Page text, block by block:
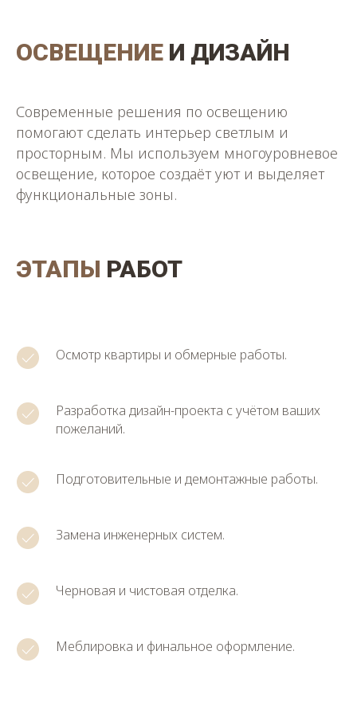
ОСВЕЩЕНИЕ И ДИЗАЙН
Современные решения по освещению
помогают сделать интерьер светлым и
просторным. Мы используем многоуровневое
освещение, которое создаёт уют и выделяет
функциональные зоны.
ЭТАПЫ РАБОТ
Осмотр квартиры и обмерные работы.
Разработка дизайн-проекта с учётом ваших
пожеланий.
Подготовительные и демонтажные работы.
Замена инженерных систем.
Черновая и чистовая отделка.
Меблировка и финальное оформление.
решений, отделки и стиль интерьера. После
согласования всех деталей создаётся